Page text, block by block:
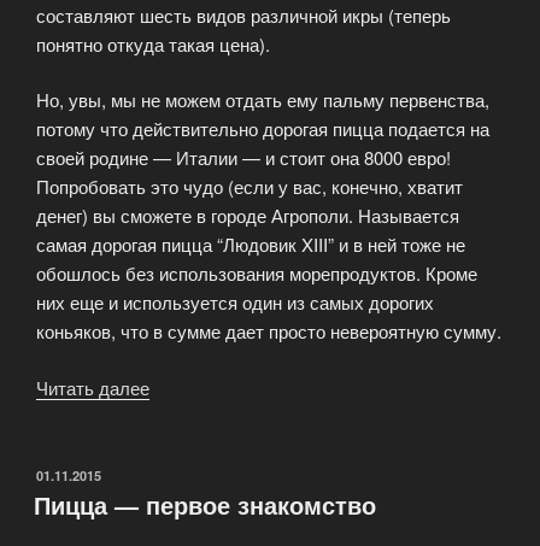
составляют шесть видов различной икры (теперь
понятно откуда такая цена).
Но, увы, мы не можем отдать ему пальму первенства,
потому что действительно дорогая пицца подается на
своей родине — Италии — и стоит она 8000 евро!
Попробовать это чудо (если у вас, конечно, хватит
денег) вы сможете в городе Агрополи. Называется
самая дорогая пицца “Людовик XIII” и в ней тоже не
обошлось без использования морепродуктов. Кроме
них еще и используется один из самых дорогих
коньяков, что в сумме дает просто невероятную сумму.
Читать далее
ОПУБЛИКОВАНО
01.11.2015
Пицца — первое знакомство